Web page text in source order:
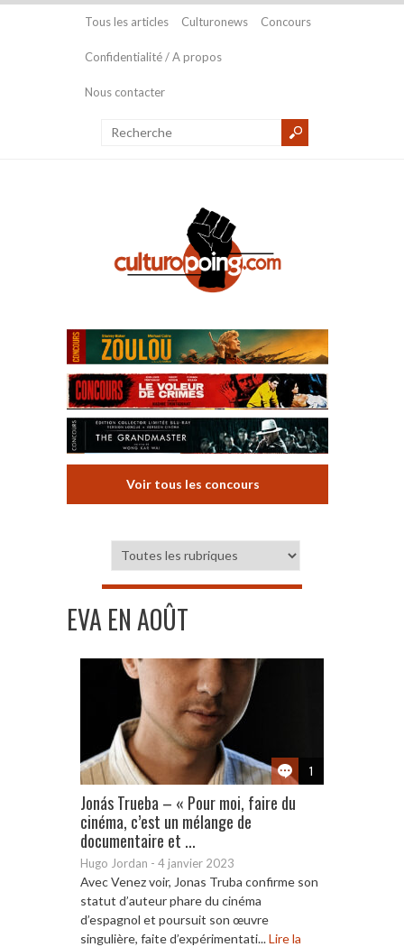
Tous les articles Culturonews Concours
Confidentialité / A propos
Nous contacter
Voir tous les concours
EVA EN AOÛT
1
Jonás Trueba – « Pour moi, faire du
cinéma, c’est un mélange de
documentaire et ...
Hugo Jordan - 4 janvier 2023
Avec Venez voir, Jonas Truba confirme son
statut d’auteur phare du cinéma
d’espagnol et poursuit son œuvre
singulière, faite d’expérimentati...Lire la